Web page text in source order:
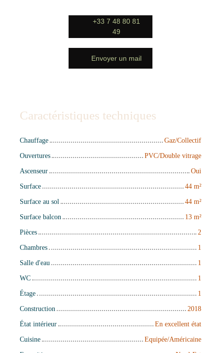
+33 7 48 80 81
49
Envoyer un mail
Caractéristiques techniques
Chauffage
Gaz/Collectif
Ouvertures
PVC/Double vitrage
Ascenseur
Oui
Surface
44 m²
Surface au sol
44 m²
Surface balcon
13 m²
Pièces
2
Chambres
1
Salle d'eau
1
WC
1
Étage
1
Construction
2018
État intérieur
En excellent état
Cuisine
Equipée/Américaine